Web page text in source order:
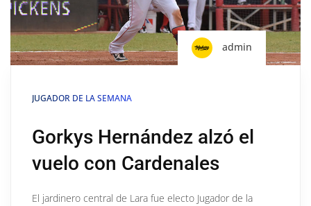
admin
JUGADOR DE LA SEMANA
Gorkys Hernández alzó el
vuelo con Cardenales
El jardinero central de Lara fue electo Jugador de la